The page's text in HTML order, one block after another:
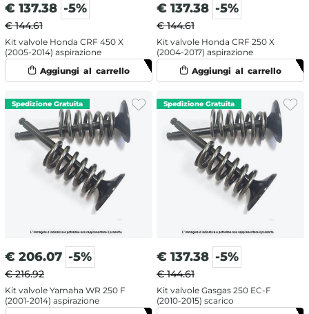
€ 137.38 -5%
€ 144.61
Kit valvole Honda CRF 450 X
(2005-2014) aspirazione
€ 137.38 -5%
€ 144.61
Kit valvole Honda CRF 250 X
(2004-2017) aspirazione
€ 206.07 -5%
€ 216.92
Kit valvole Yamaha WR 250 F
(2001-2014) aspirazione
€ 137.38 -5%
€ 144.61
Kit valvole Gasgas 250 EC-F
(2010-2015) scarico